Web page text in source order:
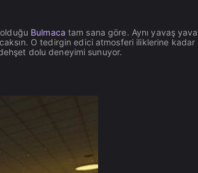
Bulmaca tam sana göre. Aynı yavaş
O tedirgin edici atmosferi iliklerine kadar
dolu deneyimi sunuyor.